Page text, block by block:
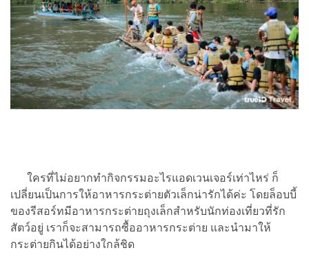
ใครที่ไม่อยากทำกิจกรรมอะไรแอดเวนเจอร์เท่าไหร่ ก็
เปลี่ยนเป็นการให้อาหารกระต่ายตัวเล็กน่ารักได้ค่ะ โดยล็อบบี้
ของรีสอร์ทมีอาหารกระต่ายถุงเล็กสำหรับนักท่องเที่ยวที่รัก
สัตว์อยู่ เราก็จะสามารถซื้ออาหารกระต่าย และนำมาให้
กระต่ายกินได้อย่างใกล้ชิด